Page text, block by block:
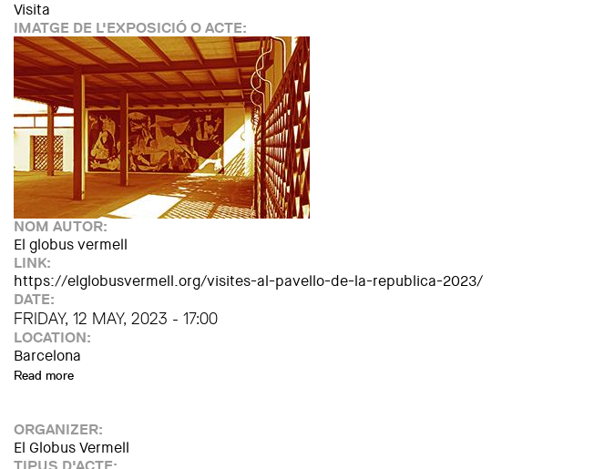
Visita
IMATGE DE L'EXPOSICIÓ O ACTE:
NOM AUTOR:
El globus vermell
LINK:
https://elglobusvermell.org/visites-al-pavello-de-la-republica-2023/
DATE:
FRIDAY, 12 MAY, 2023 - 17:00
LOCATION:
Barcelona
Read more
ORGANIZER:
El Globus Vermell